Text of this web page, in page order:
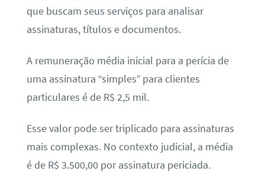
que buscam seus serviços para analisar
assinaturas, títulos e documentos.
A remuneração média inicial para a perícia de
uma assinatura “simples” para clientes
particulares é de R$ 2,5 mil.
Esse valor pode ser triplicado para assinaturas
mais complexas. No contexto judicial, a média
é de R$ 3.500,00 por assinatura periciada.